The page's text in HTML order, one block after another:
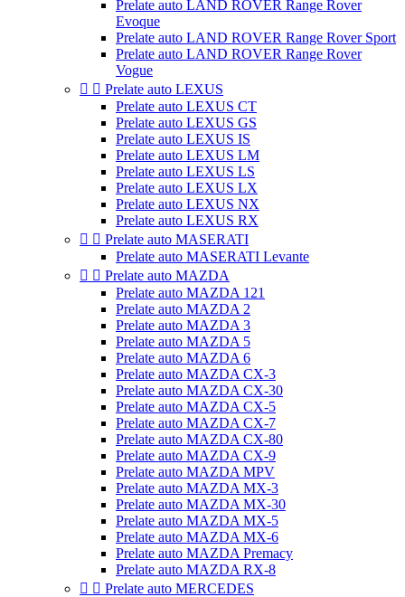
Prelate auto LAND ROVER Range Rover
Evoque
Prelate auto LAND ROVER Range Rover Sport
Prelate auto LAND ROVER Range Rover
Vogue
  Prelate auto LEXUS
Prelate auto LEXUS CT
Prelate auto LEXUS GS
Prelate auto LEXUS IS
Prelate auto LEXUS LM
Prelate auto LEXUS LS
Prelate auto LEXUS LX
Prelate auto LEXUS NX
Prelate auto LEXUS RX
  Prelate auto MASERATI
Prelate auto MASERATI Levante
  Prelate auto MAZDA
Prelate auto MAZDA 121
Prelate auto MAZDA 2
Prelate auto MAZDA 3
Prelate auto MAZDA 5
Prelate auto MAZDA 6
Prelate auto MAZDA CX-3
Prelate auto MAZDA CX-30
Prelate auto MAZDA CX-5
Prelate auto MAZDA CX-7
Prelate auto MAZDA CX-80
Prelate auto MAZDA CX-9
Prelate auto MAZDA MPV
Prelate auto MAZDA MX-3
Prelate auto MAZDA MX-30
Prelate auto MAZDA MX-5
Prelate auto MAZDA MX-6
Prelate auto MAZDA Premacy
Prelate auto MAZDA RX-8
  Prelate auto MERCEDES